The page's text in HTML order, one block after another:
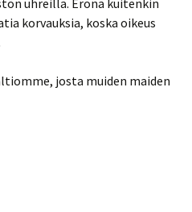
uhreilla. Erona kuitenkin
korvauksia, koska oikeus
josta muiden maiden